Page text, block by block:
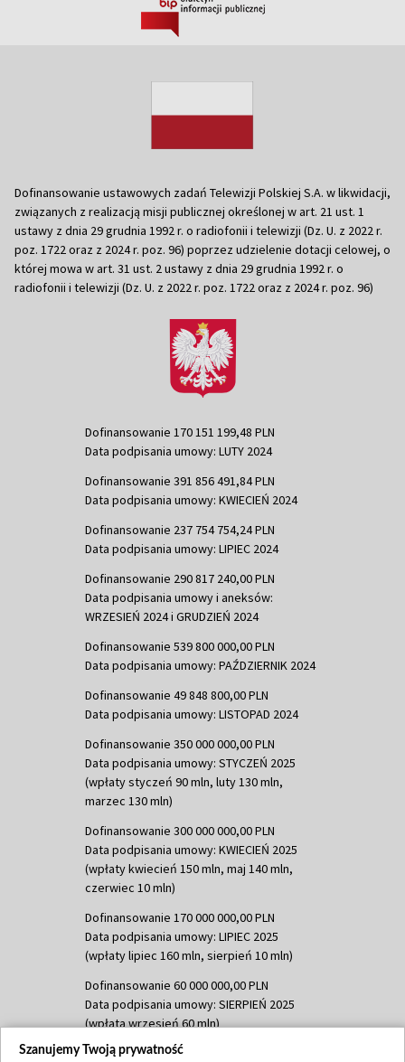
Dofinansowanie ustawowych zadań Telewizji Polskiej S.A. w likwidacji,
związanych z realizacją misji publicznej określonej w art. 21 ust. 1
ustawy z dnia 29 grudnia 1992 r. o radiofonii i telewizji (Dz. U. z 2022 r.
poz. 1722 oraz z 2024 r. poz. 96) poprzez udzielenie dotacji celowej, o
której mowa w art. 31 ust. 2 ustawy z dnia 29 grudnia 1992 r. o
radiofonii i telewizji (Dz. U. z 2022 r. poz. 1722 oraz z 2024 r. poz. 96)
Dofinansowanie 170 151 199,48 PLN
Data podpisania umowy: LUTY 2024
Dofinansowanie 391 856 491,84 PLN
Data podpisania umowy: KWIECIEŃ 2024
Dofinansowanie 237 754 754,24 PLN
Data podpisania umowy: LIPIEC 2024
Dofinansowanie 290 817 240,00 PLN
Data podpisania umowy i aneksów:
WRZESIEŃ 2024 i GRUDZIEŃ 2024
Dofinansowanie 539 800 000,00 PLN
Data podpisania umowy: PAŹDZIERNIK 2024
Dofinansowanie 49 848 800,00 PLN
Data podpisania umowy: LISTOPAD 2024
Dofinansowanie 350 000 000,00 PLN
Data podpisania umowy: STYCZEŃ 2025
(wpłaty styczeń 90 mln, luty 130 mln,
marzec 130 mln)
Dofinansowanie 300 000 000,00 PLN
Data podpisania umowy: KWIECIEŃ 2025
(wpłaty kwiecień 150 mln, maj 140 mln,
czerwiec 10 mln)
Dofinansowanie 170 000 000,00 PLN
Data podpisania umowy: LIPIEC 2025
(wpłaty lipiec 160 mln, sierpień 10 mln)
Dofinansowanie 60 000 000,00 PLN
Data podpisania umowy: SIERPIEŃ 2025
(wpłata wrzesień 60 mln)
Dofinansowanie 635 783 051,21 PLN
Szanujemy Twoją prywatność